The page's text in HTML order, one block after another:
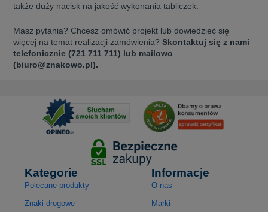
także duży nacisk na jakość wykonania tabliczek.
Masz pytania? Chcesz omówić projekt lub dowiedzieć się
więcej na temat realizacji zamówienia?Skontaktuj się z nami
telefonicznie (721 711 711) lub mailowo
(biuro@znakowo.pl).
Kategorie
Polecane produkty
Znaki drogowe
Informacje
O nas
Marki